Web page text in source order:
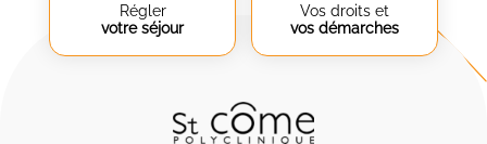
Régler
votre séjour
Vos droits et
vos démarches